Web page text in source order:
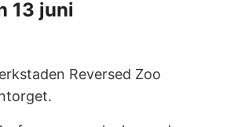
13 juni
Reversed Zoo